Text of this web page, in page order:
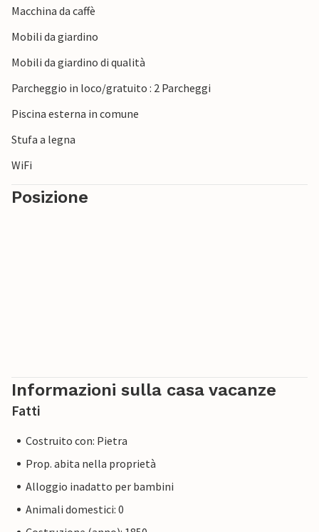
escursioni a piedi e in bicicletta, e fare una gita a Sarlat. È
inoltre possibile visitare la famosissima Grotta di Lascaux,
dettagliate pitture rupestri preistoriche.
utilizzano la piscina.
Macchina da caffè
Mobili da giardino
Mobili da giardino di qualità
Parcheggio in loco/gratuito : 2 Parcheggi
Piscina esterna in comune
Stufa a legna
WiFi
Posizione
Informazioni sulla casa vacanze
Fatti
Costruito con: Pietra
Prop. abita nella proprietà
Alloggio inadatto per bambini
Animali domestici: 0